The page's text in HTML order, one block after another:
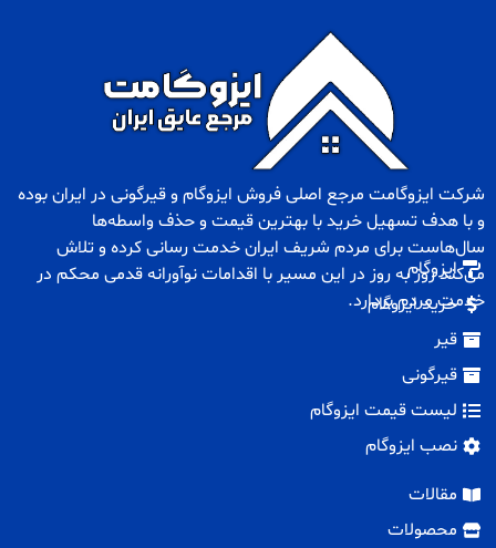
شرکت ایزوگامت مرجع اصلی فروش ایزوگام وقیرگونی در ایران بوده
و با هدف تسهیل خرید با بهترین قیمت و حذف واسطه‌ها
سال‌هاست برای مردم شریف ایران خدمت رسانی کرده و تلاش
می‌کند روز به روز در این مسیر با اقدامات نوآورانه قدمی محکم در
خدمت مردم بردارد.
ایزوگام
خرید ایزوگام
قیر
قیرگونی
لیست قیمت ایزوگام
نصب ایزوگام
مقالات
محصولات